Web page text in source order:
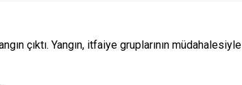
çıktı. Yangın, itfaiye gruplarının müdahalesiyle